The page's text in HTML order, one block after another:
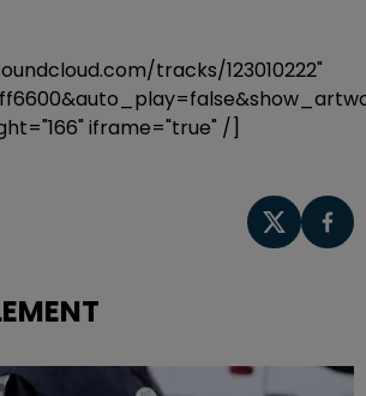
tracks/123010222"
iframe="true" /]